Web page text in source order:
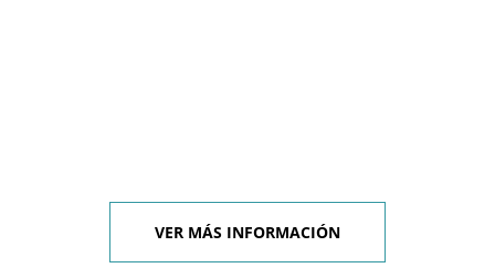
VER MÁS INFORMACIÓN